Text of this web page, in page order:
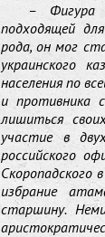
– Фигура
подходящей
рода, он мог
украинского
населения по
и противника
лишиться
участие в
российского
Скоропадского
избрание
старшину.